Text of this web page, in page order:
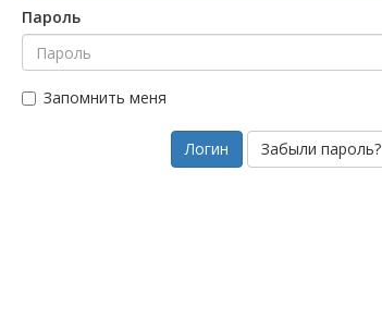
Пароль
Запомнить меня
Забыли пароль?